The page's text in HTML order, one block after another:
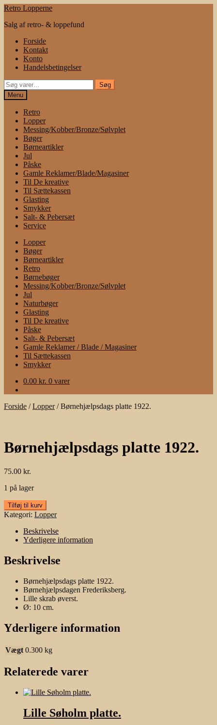
Spring
navigation
Spring
indhold
Retro Lopperne
Salg af retro- & loppefund
Forside
Kontakt
Konto
Handelsbetingelser
Søg
efter:
Søg
Menu
Retro
Lopper
Messing/Kobber/Bronze/Sølvplet
Bøger
Børneartikler
Jul
Påske
Gamle Reklamer/Blade/Magasiner
Til De kreative
Til Sættekassen
Glasting
Smykker
Salt- & Pebersæt
Service
Lopper
Bøger
Børneartikler
Retro
Børnebøger
Messing/Kobber/Bronze/Sølvplet
Jul
Naturbøger
Glasting
Til De kreative
Påske
Salt- & Pebersæt
Gamle Reklamer / Blade / Magasiner
Til Sættekassen
Smykker
0.00 kr. 0 varer
Forside /Lopper/Børnehjælpsdags platte 1922.
Børnehjælpsdags platte 1922.
75.00 kr.
1 på lager
Børnehjælpsdags
platte
1922.
antal
Tilføj til kurv
Kategori: Lopper
Beskrivelse
Yderligere information
Beskrivelse
Børnehjælpsdags platte 1922.
Børnehjælpsdagen Frederiksberg.
Lille skrab øverst.
Ø: 10 cm.
Yderligere information
Vægt 0.300 kg
Relaterede varer
Lille Søholm platte.